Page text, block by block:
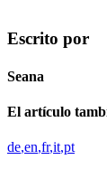
Escrito por
Seana
El artículo
de en fr it pt